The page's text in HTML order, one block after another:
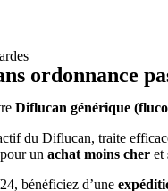
ordonnance
Diflucan générique
du Diflucan, traite
un achat moins cher et
bénéficiez d’une